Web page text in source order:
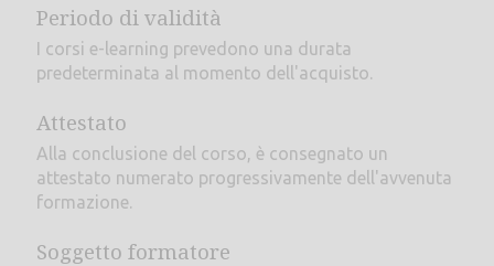
Periodo di validità
I corsi e-learning prevedono una durata
predeterminata al momento dell'acquisto.
Attestato
Alla conclusione del corso, è consegnato un
attestato numerato progressivamente dell'avvenuta
formazione.
Soggetto formatore